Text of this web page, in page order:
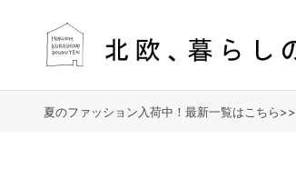
夏のファッション入荷中！最新一覧はこちら>>